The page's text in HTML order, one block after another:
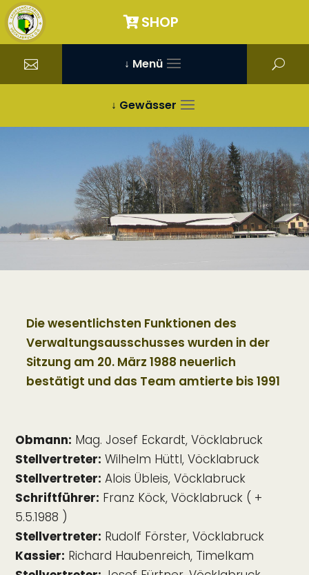
SHOP
↓ Menü
↓ Gewässer
Die wesentlichsten Funktionen des
Verwaltungsausschusses wurden in der
Sitzung am 20. März 1988 neuerlich
bestätigt und das Team amtierte bis 1991
Obmann: Mag. Josef Eckardt, Vöcklabruck
Stellvertreter: Wilhelm Hüttl, Vöcklabruck
Stellvertreter: Alois Übleis, Vöcklabruck
Schriftführer: Franz Köck, Vöcklabruck ( +
5.5.1988 )
Stellvertreter: Rudolf Förster, Vöcklabruck
Kassier: Richard Haubenreich, Timelkam